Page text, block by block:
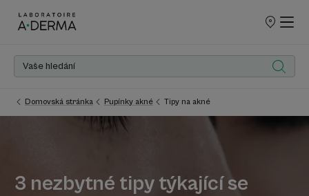
PRODEJNÍ
Domovská stránka Pupínky akné Tipy na akné
3 nezbytné tipy týkající se